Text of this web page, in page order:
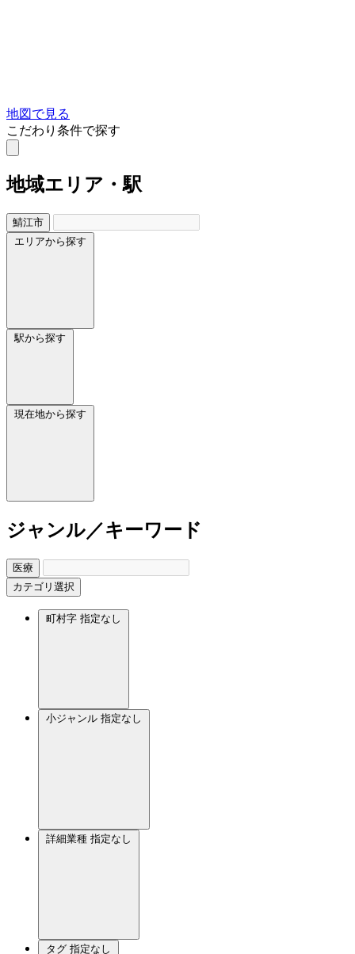
地図で見る
こだわり条件で探す
地域エリア・駅
鯖江市
エリアから探す
駅から探す
現在地から探す
ジャンル／キーワード
医療
カテゴリ選択
町村字 指定なし
小ジャンル 指定なし
詳細業種 指定なし
タグ 指定なし